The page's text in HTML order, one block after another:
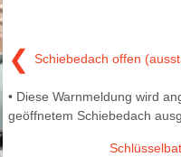
❮ Schiebedach offen
• Diese Warnmeldung wird
geöffnetem Schiebedach